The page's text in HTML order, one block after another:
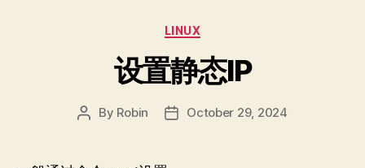
Categories
LINUX
设置静态IP
Post
By Robin
PostOctober 29, 2024